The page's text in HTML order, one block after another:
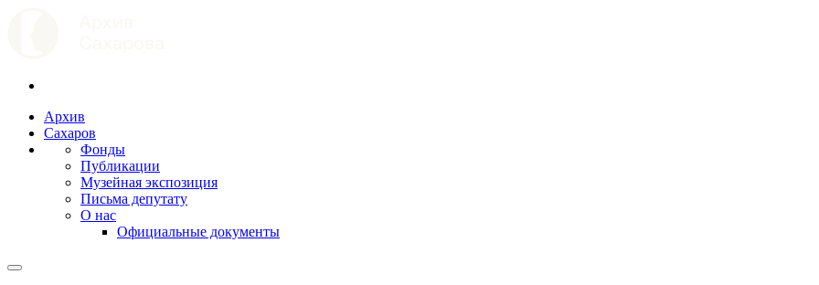
Архив
Сахаров
Фонды
Публикации
Музейная экспозиция
Письма депутату
О нас
Официальные документы